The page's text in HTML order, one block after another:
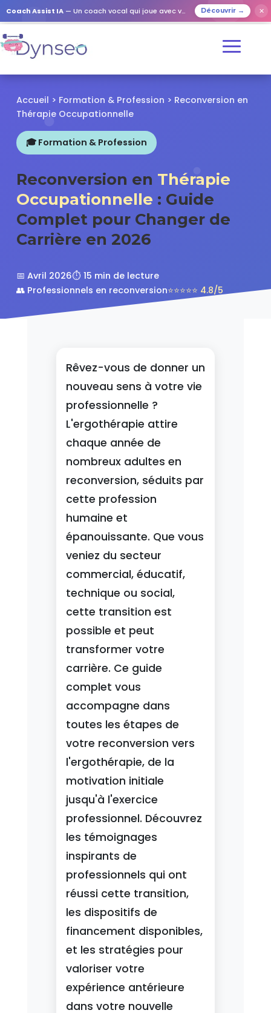
Coach Assist IA — Un coach vocal qui joue avec vos proches Découvrir → ✕
Accueil > Formation & Profession > Reconversion en
Thérapie Occupationnelle
🎓 Formation & Profession
Reconversion en Thérapie
Occupationnelle : Guide
Complet pour Changer de
Carrière en 2026
📅 Avril 2026⏱️ 15 min de lecture
👥 Professionnels en reconversion⭐⭐⭐⭐⭐ 4.8/5
Rêvez-vous de donner un
nouveau sens à votre vie
professionnelle ?
L'ergothérapie attire
chaque année de
nombreux adultes en
reconversion, séduits par
cette profession
humaine et
épanouissante. Que vous
veniez du secteur
commercial, éducatif,
technique ou social,
cette transition est
possible et peut
transformer votre
carrière. Ce guide
complet vous
accompagne dans
toutes les étapes de
votre reconversion vers
l'ergothérapie, de la
motivation initiale
jusqu'à l'exercice
professionnel. Découvrez
les témoignages
inspirants de
professionnels qui ont
réussi cette transition,
les dispositifs de
financement disponibles,
et les stratégies pour
valoriser votre
expérience antérieure
dans votre nouvelle